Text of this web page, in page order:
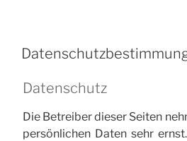
Datenschutz
Die Betreiber dieser Seiten
persönlichen Daten sehr